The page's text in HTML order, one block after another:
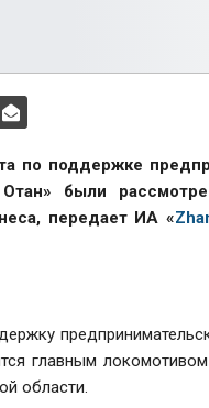
по поддержке
были
передает ИА «
главным
области.